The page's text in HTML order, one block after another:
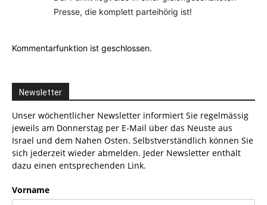
Presse, die komplett parteihörig ist!
Kommentarfunktion ist geschlossen.
Newsletter
Unser wöchentlicher Newsletter informiert Sie regelmässig
jeweils am Donnerstag per E-Mail über das Neuste aus
Israel und dem Nahen Osten. Selbstverständlich können Sie
sich jederzeit wieder abmelden. Jeder Newsletter enthält
dazu einen entsprechenden Link.
Vorname